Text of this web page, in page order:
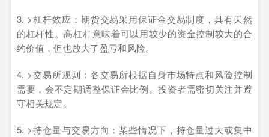
3. >杠杆效应：期货交易采用保证金交易制度，具有天然
的杠杆性。高杠杆意味着可以用较少的资金控制较大的合
约价值，但也放大了盈亏和风险。
4. >交易所规则：各交易所根据自身市场特点和风险控制
需要，会不定期调整保证金比例。投资者需密切关注并遵
守相关规定。
5. >持仓量与交易方向：某些情况下，持仓量过大或集中